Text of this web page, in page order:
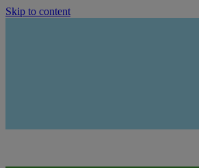
Skip to content